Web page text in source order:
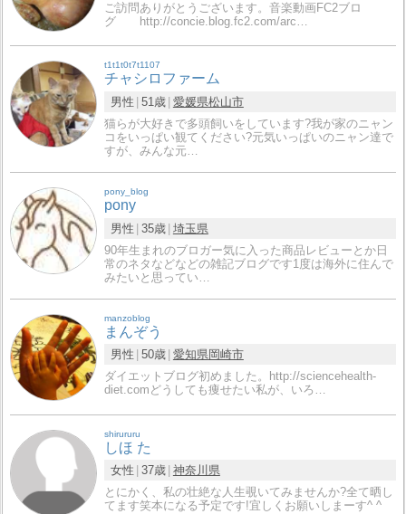
ご訪問ありがとうございます。音楽動画FC2ブロ
グ http://concie.blog.fc2.com/arc…
t1t1t0t7t1107
チャシロファーム
男性 51歳 愛媛県松山市
猫らが大好きで多頭飼いをしています?我が家のニャン
コをいっぱい観てください?元気いっぱいのニャン達で
すが、みんな元…
pony_blog
pony
男性 35歳 埼玉県
90年生まれのブロガー気に入った商品レビューとか日
常のネタなどなどの雑記ブログです1度は海外に住んで
みたいと思ってい…
manzoblog
まんぞう
男性 50歳 愛知県岡崎市
ダイエットブログ初めました。http://sciencehealth-
diet.comどうしても痩せたい私が、いろ…
shirururu
しほ た
女性 37歳 神奈川県
とにかく、私の壮絶な人生覗いてみませんか?全て晒し
てます笑本になる予定です!宜しくお願いしまーす^ ^